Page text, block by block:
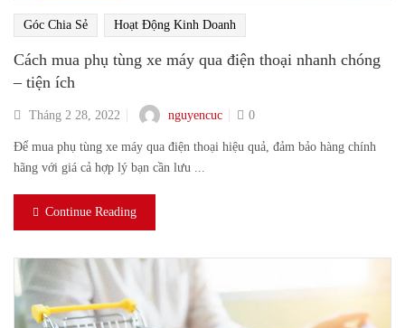
Góc Chia Sẻ Hoạt Động Kinh Doanh
Cách mua phụ tùng xe máy qua điện thoại nhanh chóng
– tiện ích
Tháng 2 28, 2022 nguyencuc 0
Để mua phụ tùng xe máy qua điện thoại hiệu quả, đảm bảo hàng chính
hãng với giá cả hợp lý bạn cần lưu ...
Continue Reading